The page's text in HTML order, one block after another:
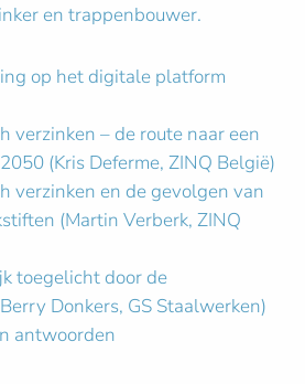
en trappenbouwer.
op het digitale platform
verzinken – de route naar een
(Kris Deferme, ZINQ België)
verzinken en de gevolgen van
(Martin Verberk, ZINQ
toegelicht door de
Donkers, GS Staalwerken)
antwoorden